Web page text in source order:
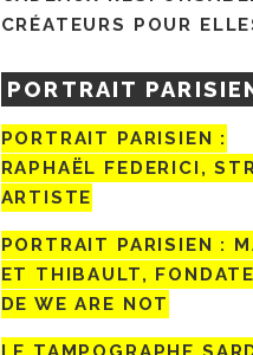
CRÉATEURS POUR
PORTRAIT
PORTRAIT PARISIEN :
RAPHAËL FEDERICI,
ARTISTE
PORTRAIT PARISIEN :
ET THIBAULT,
DE WE ARE NOT